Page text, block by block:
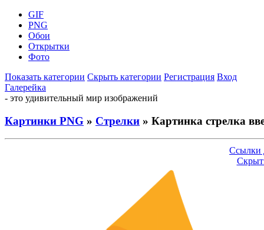
GIF
PNG
Обои
Открытки
Фото
Показать категории Скрыть категории Регистрация Вход
Галерейка
- это удивительный мир изображений
Картинки PNG » Стрелки » Картинка стрелка
Ссылки